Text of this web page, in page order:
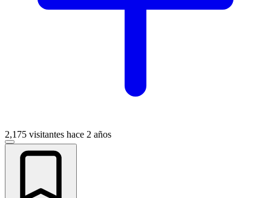
2,175 visitantes hace 2 años